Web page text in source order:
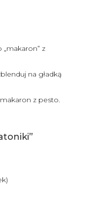
z
na gładką
z pesto.